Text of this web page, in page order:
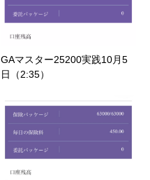
GAマスター25200実践10月5
日（2:35）